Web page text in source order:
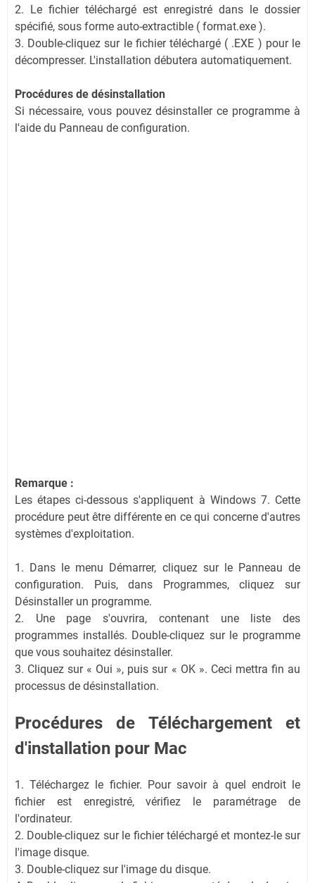
2. Le fichier téléchargé est enregistré dans le dossier
spécifié, sous forme auto-extractible ( format.exe ).
3. Double-cliquez sur le fichier téléchargé ( .EXE ) pour le
décompresser. L'installation débutera automatiquement.
Procédures de désinstallation
Si nécessaire, vous pouvez désinstaller ce programme à
l'aide du Panneau de configuration.
Remarque :
Les étapes ci-dessous s'appliquent à Windows 7. Cette
procédure peut être différente en ce qui concerne d'autres
systèmes d'exploitation.
1. Dans le menu Démarrer, cliquez sur le Panneau de
configuration. Puis, dans Programmes, cliquez sur
Désinstaller un programme.
2. Une page s'ouvrira, contenant une liste des
programmes installés. Double-cliquez sur le programme
que vous souhaitez désinstaller.
3. Cliquez sur « Oui », puis sur « OK ». Ceci mettra fin au
processus de désinstallation.
Procédures de Téléchargement et
d'installation pour Mac
1. Téléchargez le fichier. Pour savoir à quel endroit le
fichier est enregistré, vérifiez le paramétrage de
l'ordinateur.
2. Double-cliquez sur le fichier téléchargé et montez-le sur
l'image disque.
3. Double-cliquez sur l'image du disque.